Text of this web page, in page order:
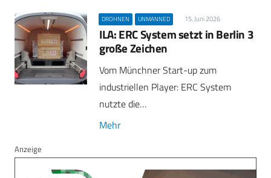
DROHNEN UNMANNED 15. Juni 2026
ILA: ERC System setzt in Berlin 3
große Zeichen
Vom Münchner Start-up zum
industriellen Player: ERC System
nutzte die…
Mehr
Anzeige